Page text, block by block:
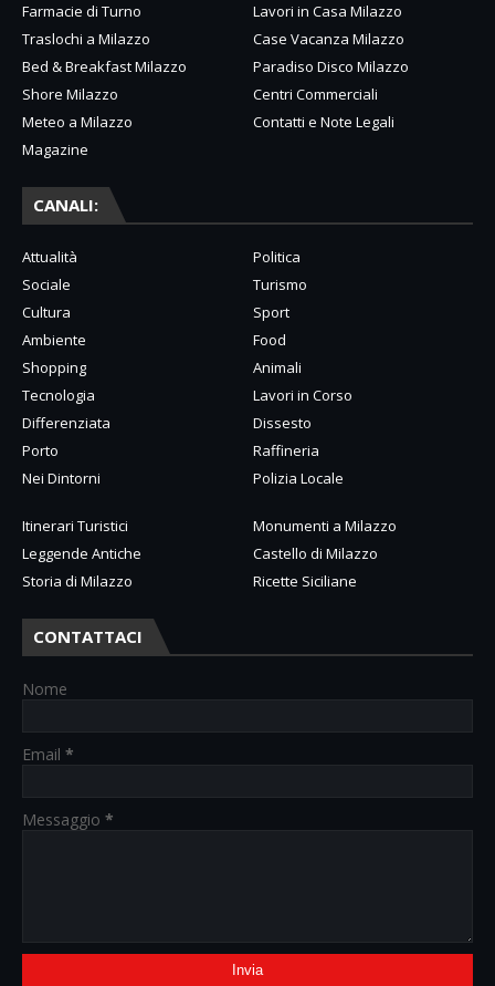
Farmacie di Turno
Lavori in Casa Milazzo
Traslochi a Milazzo
Case Vacanza Milazzo
Bed & Breakfast Milazzo
Paradiso Disco Milazzo
Shore Milazzo
Centri Commerciali
Meteo a Milazzo
Contatti e Note Legali
Magazine
CANALI:
Attualità
Politica
Sociale
Turismo
Cultura
Sport
Ambiente
Food
Shopping
Animali
Tecnologia
Lavori in Corso
Differenziata
Dissesto
Porto
Raffineria
Nei Dintorni
Polizia Locale
Itinerari Turistici
Monumenti a Milazzo
Leggende Antiche
Castello di Milazzo
Storia di Milazzo
Ricette Siciliane
CONTATTACI
Nome
Email *
Messaggio *